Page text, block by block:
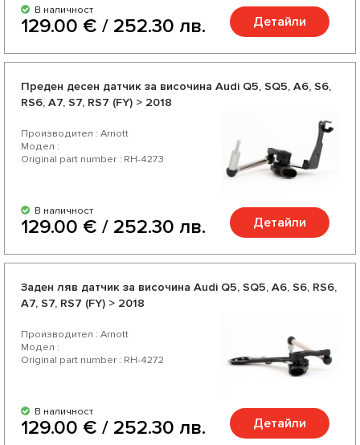
В наличност
129.00 € / 252.30 лв. Детайли
Преден десен датчик за височина Audi Q5, SQ5, A6, S6,
RS6, A7, S7, RS7 (FY) > 2018
Производител : Arnott
Модел :
Original part number : RH-4273
В наличност
129.00 € / 252.30 лв. Детайли
Заден ляв датчик за височина Audi Q5, SQ5, A6, S6, RS6,
A7, S7, RS7 (FY) > 2018
Производител : Arnott
Модел :
Original part number : RH-4272
В наличност
129.00 € / 252.30 лв. Детайли